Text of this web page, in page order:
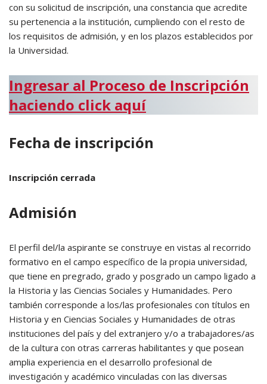
con su solicitud de inscripción, una constancia que acredite
su pertenencia a la institución, cumpliendo con el resto de
los requisitos de admisión, y en los plazos establecidos por
la Universidad.
Ingresar al Proceso de Inscripción
haciendo click aquí
Fecha de inscripción
Inscripción cerrada
Admisión
El perfil del/la aspirante se construye en vistas al recorrido
formativo en el campo específico de la propia universidad,
que tiene en pregrado, grado y posgrado un campo ligado a
la Historia y las Ciencias Sociales y Humanidades. Pero
también corresponde a los/las profesionales con títulos en
Historia y en Ciencias Sociales y Humanidades de otras
instituciones del país y del extranjero y/o a trabajadores/as
de la cultura con otras carreras habilitantes y que posean
amplia experiencia en el desarrollo profesional de
investigación y académico vinculadas con las diversas